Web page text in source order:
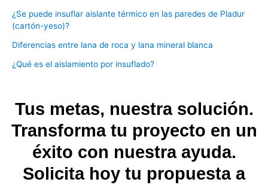
¿Se puede insuflar aislante térmico en las paredes de Pladur
(cartón-yeso)?
Diferencias entre lana de roca y lana mineral blanca
¿Qué es el aislamiento por insuflado?
Tus metas, nuestra solución.
Transforma tu proyecto en un
éxito con nuestra ayuda.
Solicita hoy tu propuesta a